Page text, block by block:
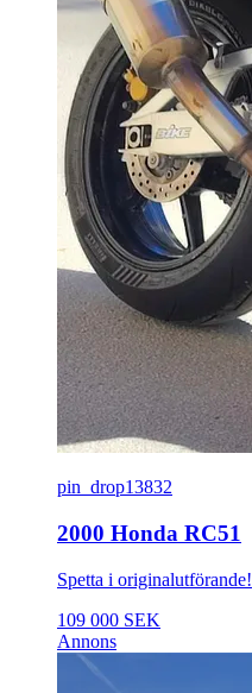
pin_drop13832
2000 Honda RC51
Spetta i originalutförande!
109 000 SEK
Annons